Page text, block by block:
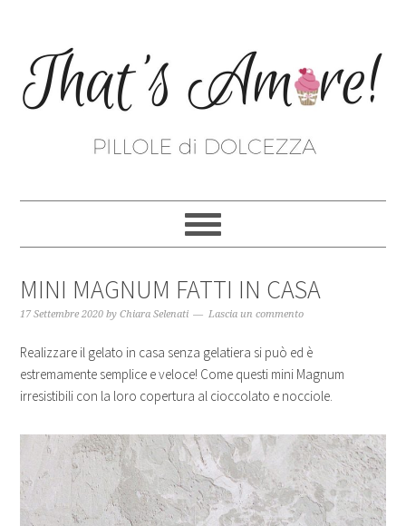
MINI MAGNUM FATTI IN CASA
17 Settembre 2020 byChiara Selenati Lascia un commento
Realizzare il gelato in casa senza gelatiera si può ed è
estremamente semplice e veloce! Come questi mini Magnum
irresistibili con la loro copertura al cioccolato e nocciole.